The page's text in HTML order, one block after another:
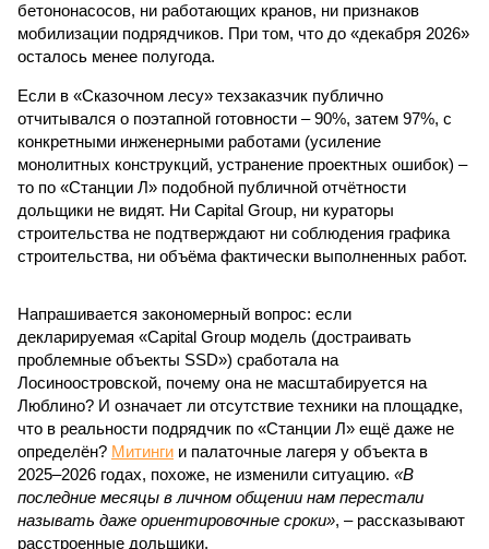
бетононасосов, ни работающих кранов, ни признаков
мобилизации подрядчиков. При том, что до «декабря 2026»
осталось менее полугода.
Если в «Сказочном лесу» техзаказчик публично
отчитывался о поэтапной готовности – 90%, затем 97%, с
конкретными инженерными работами (усиление
монолитных конструкций, устранение проектных ошибок) –
то по «Станции Л» подобной публичной отчётности
дольщики не видят. Ни Capital Group, ни кураторы
строительства не подтверждают ни соблюдения графика
строительства, ни объёма фактически выполненных работ.
Напрашивается закономерный вопрос: если
декларируемая «Capital Group модель (достраивать
проблемные объекты SSD») сработала на
Лосиноостровской, почему она не масштабируется на
Люблино? И означает ли отсутствие техники на площадке,
что в реальности подрядчик по «Станции Л» ещё даже не
определён? Митинги и палаточные лагеря у объекта в
2025–2026 годах, похоже, не изменили ситуацию. «В
последние месяцы в личном общении нам перестали
называть даже ориентировочные сроки», – рассказывают
расстроенные дольщики.